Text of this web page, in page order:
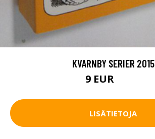
KVARNBY SERIER 2015
9 EUR
LISÄTIETOJA